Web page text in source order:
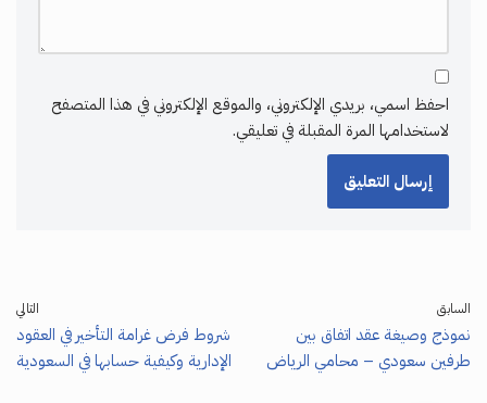
احفظ اسمي، بريدي الإلكتروني، والموقع الإلكتروني في هذا المتصفح
لاستخدامها المرة المقبلة في تعليقي.
السابق
نموذج وصيغة عقد اتفاق بين
طرفين سعودي – محامي الرياض
التالي
شروط فرض غرامة التأخير في العقود
الإدارية وكيفية حسابها في السعودية